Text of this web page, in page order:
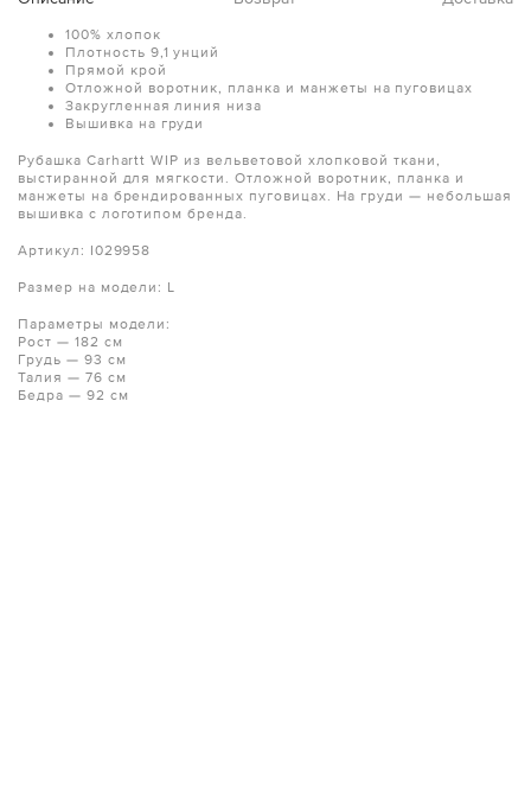
100% хлопок
Плотность 9,1 унций
Прямой крой
Отложной воротник, планка и манжеты на пуговицах
Закругленная линия низа
Вышивка на груди
Рубашка Carhartt WIP из вельветовой хлопковой ткани,
выстиранной для мягкости. Отложной воротник, планка и
манжеты на брендированных пуговицах. На груди — небольшая
вышивка с логотипом бренда.
Артикул: I029958
Размер на модели: L
Параметры модели:
Рост — 182 см
Грудь — 93 см
Талия — 76 см
Бедра — 92 см